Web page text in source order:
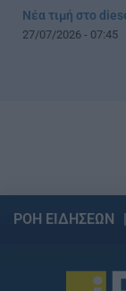
Νέα τιμή στο
27/07/2026 - 07:45
ΡΟΗ ΕΙΔΗΣΕΩΝ